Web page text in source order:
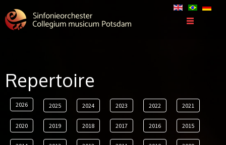
Repertoire
2026 2025 2024 2023 2022 2021
2020 2019 2018 2017 2016 2015